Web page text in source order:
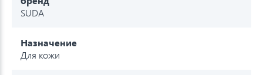
SUDA
Назначение
Для кожи